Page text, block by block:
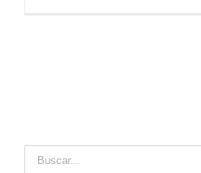
Buscar: